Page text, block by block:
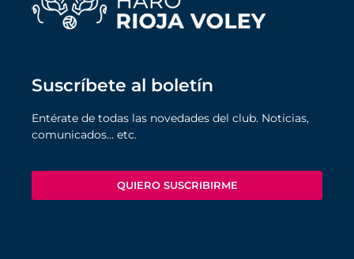
Suscríbete al boletín
Entérate de todas las novedades del club. Noticias,
comunicados… etc.
QUIERO SUSCRIBIRME